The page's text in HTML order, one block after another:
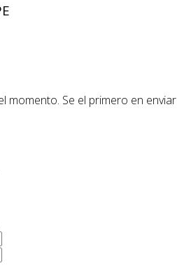
momento. Se el primero en